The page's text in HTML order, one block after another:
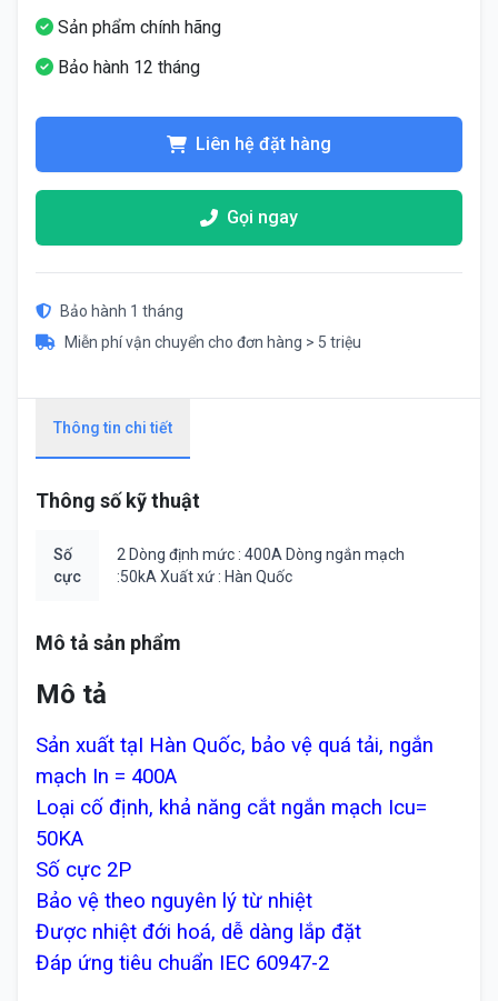
Sản phẩm chính hãng
Bảo hành 12 tháng
Liên hệ đặt hàng
Gọi ngay
Bảo hành 1 tháng
Miễn phí vận chuyển cho đơn hàng > 5 triệu
Thông tin chi tiết
Thông số kỹ thuật
Số
cực
2 Dòng định mức : 400A Dòng ngắn mạch
:50kA Xuất xứ : Hàn Quốc
Mô tả sản phẩm
Mô tả
Sản xuất tạI Hàn Quốc, bảo vệ quá tải, ngắn
mạch In = 400A
Loại cố định, khả năng cắt ngắn mạch Icu=
50KA
Số cực 2P
Bảo vệ theo nguyên lý từ nhiệt
Được nhiệt đới hoá, dễ dàng lắp đặt
Đáp ứng tiêu chuẩn IEC 60947-2